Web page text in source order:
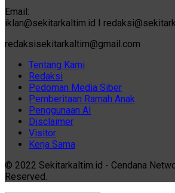
Email:
iklan@sekitarkaltim.id I
redaksisekitarkaltim@gmail.com
Tentang Kami
Redaksi
Pedoman Media Siber
Pemberitaan Ramah Anak
Penggunaan AI
Disclaimer
Visitor
Kerja Sama
© 2022 Sekitarkaltim.id - Cendana
Reserved.